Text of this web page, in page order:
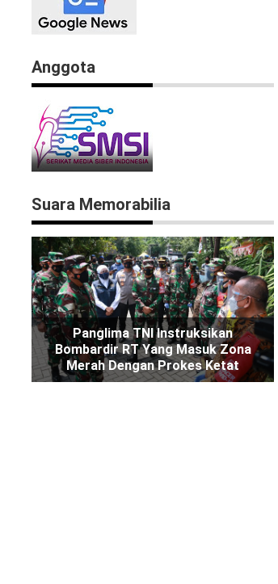
Anggota
Suara Memorabilia
Panglima TNI Instruksikan
Bombardir RT Yang Masuk Zona
Merah Dengan Prokes Ketat